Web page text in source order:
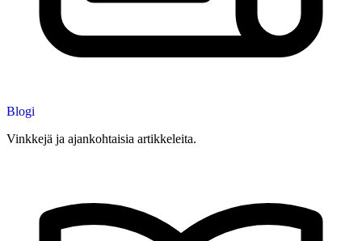
Blogi
Vinkkejä ja ajankohtaisia artikkeleita.